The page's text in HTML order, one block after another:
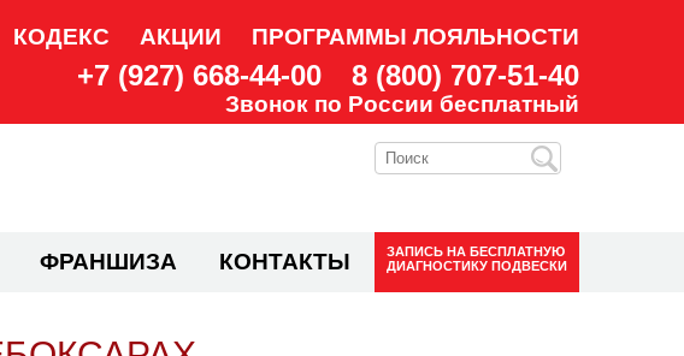
КОДЕКС АКЦИИ ПРОГРАММЫ ЛОЯЛЬНОСТИ
+7 (927) 668-44-00 8 (800) 707-51-40
Звонок по России бесплатный
ФРАНШИЗА КОНТАКТЫ ЗАПИСЬ НА БЕСПЛАТНУЮ
ДИАГНОСТИКУ ПОДВЕСКИ